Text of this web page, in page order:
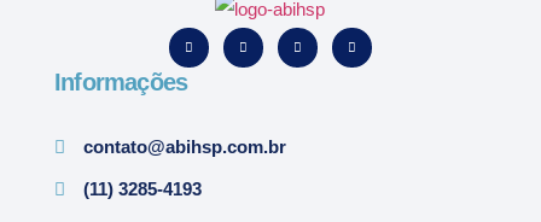
Informações
contato@abihsp.com.br
(11) 3285-4193